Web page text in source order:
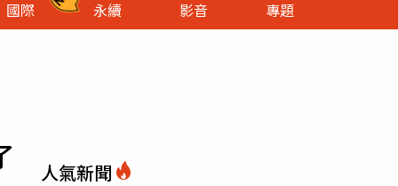
國際 永續 影音 專題
人氣新聞